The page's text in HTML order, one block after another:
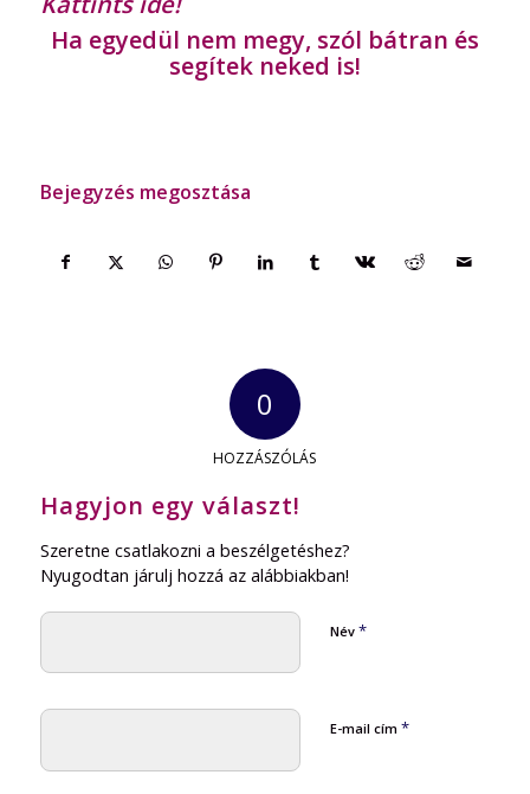
Ha egyedül nem megy, szól bátran és
segítek neked is!
Bejegyzés megosztása
0
HOZZÁSZÓLÁS
Hagyjon egy választ!
Szeretne csatlakozni a beszélgetéshez?
Nyugodtan járulj hozzá az alábbiakban!
Név *
E-mail cím *